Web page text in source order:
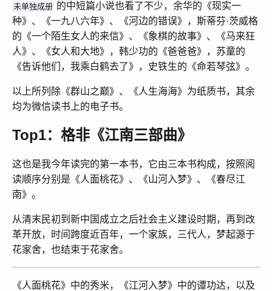
未单独成册 的中短篇小说也看了不少，余华的《现实一
种》、《一九八六年》、《河边的错误》，斯蒂芬·茨威格
的《一个陌生女人的来信》、《象棋的故事》、《马来狂
人》、《女人和大地》，韩少功的《爸爸爸》，苏童的
《告诉他们，我乘白鹤去了》，史铁生的《命若琴弦》。
以上所列除《群山之巅》、《人生海海》为纸质书，其余
均为微信读书上的电子书。
Top1：格非《江南三部曲》
这也是我今年读完的第一本书，它由三本书构成，按照阅
读顺序分别是《人面桃花》、《山河入梦》、《春尽江
南》。
从清末民初到新中国成立之后社会主义建设时期，再到改
革开放，时间跨度近百年，一个家族，三代人，梦起源于
花家舍，也结束于花家舍。
《人面桃花》中的秀米，《江河入梦》中的谭功达，以及